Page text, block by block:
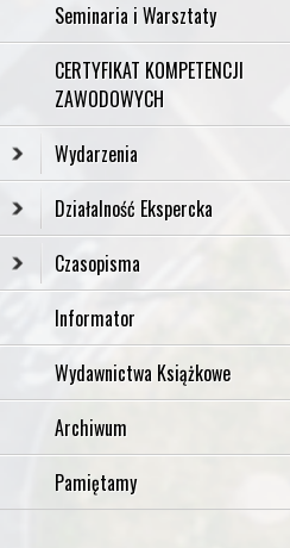
Seminaria i Warsztaty
CERTYFIKAT KOMPETENCJI
ZAWODOWYCH
Wydarzenia
Działalność Ekspercka
Czasopisma
Informator
Wydawnictwa Książkowe
Archiwum
Pamiętamy